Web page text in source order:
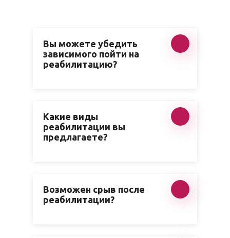
Вы можете убедить
зависимого пойти на
реабилитацию?
Какие виды
реабилитации вы
предлагаете?
Возможен срыв после
реабилитации?